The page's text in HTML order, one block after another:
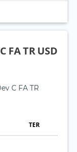
FA TR USD
C FA TR
TER